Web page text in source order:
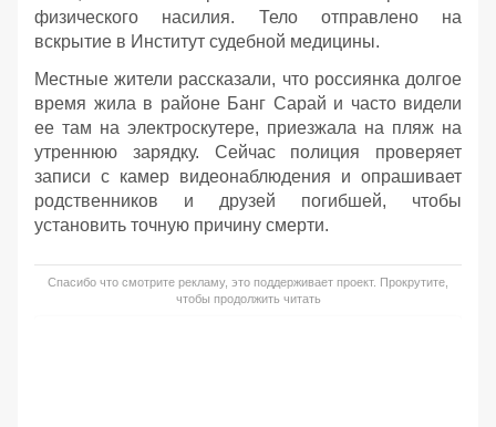
физического насилия. Тело отправлено на
вскрытие в Институт судебной медицины.
Местные жители рассказали, что россиянка долгое
время жила в районе Банг Сарай и часто видели
ее там на электроскутере, приезжала на пляж на
утреннюю зарядку. Сейчас полиция проверяет
записи с камер видеонаблюдения и опрашивает
родственников и друзей погибшей, чтобы
установить точную причину смерти.
Спасибо что смотрите рекламу, это поддерживает проект. Прокрутите,
чтобы продолжить читать